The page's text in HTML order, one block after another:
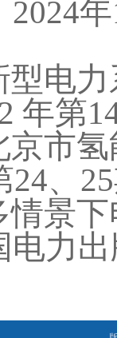
2024年
型电
年第
京市
24、 25
情景
电力